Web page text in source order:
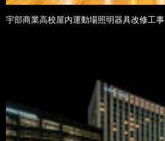
宇部商業高校屋内運動場照明器具改修工事